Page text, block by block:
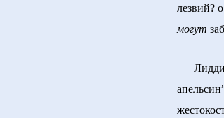
лезвий?
могут